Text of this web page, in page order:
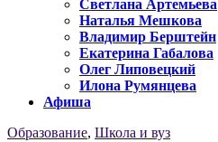
Светлана Артемьева
Наталья Мешкова
Владимир Берштейн
Екатерина Габалова
Олег Липовецкий
Илона Румянцева
Афиша
Образование, Школа и вуз